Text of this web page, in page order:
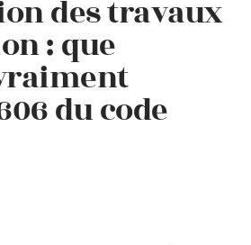
des travaux
: que
du code